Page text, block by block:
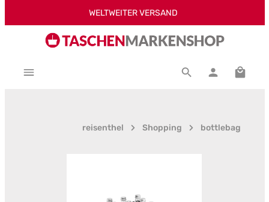
Zum Hauptinhalt springenWELTWEITER VERSAND
reisenthel Shopping bottlebag